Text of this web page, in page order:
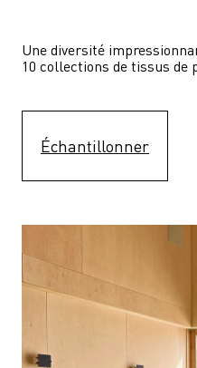
Une diversité
10 collections de tissus de
Échantillonner